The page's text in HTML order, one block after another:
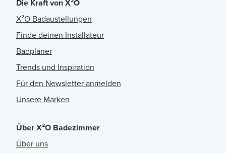
Die Kraft von X²O
X²O Badaustellungen
Finde deinen Installateur
Badplaner
Trends und Inspiration
Für den Newsletter anmelden
Unsere Marken
Über X²O Badezimmer
Über uns